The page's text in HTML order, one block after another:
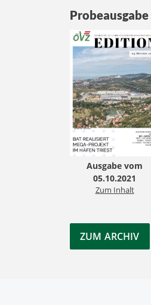
Probeausgabe
Ausgabe vom
05.10.2021
Zum Inhalt
ZUM ARCHIV